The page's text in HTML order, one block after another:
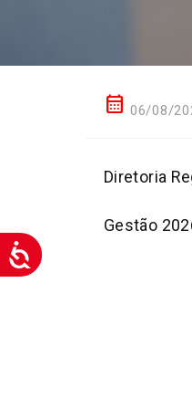
calendar_month 06/08/
Diretoria
Gestão